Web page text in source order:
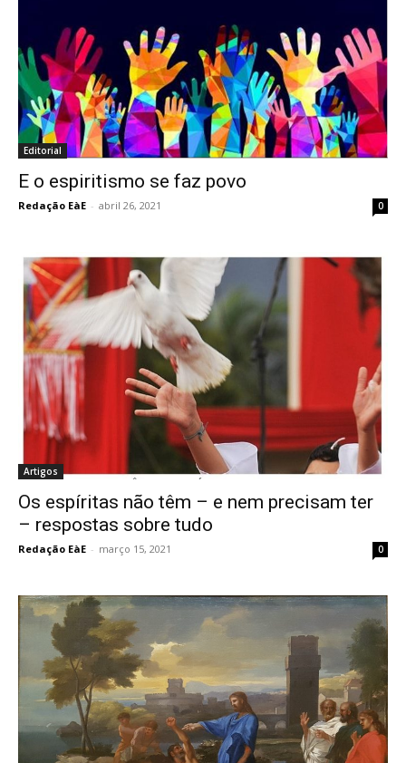
Editorial
E o espiritismo se faz povo
Redação EàE - abril 26, 2021 0
Artigos
Os espíritas não têm – e nem precisam ter
– respostas sobre tudo
Redação EàE - março 15, 2021 0